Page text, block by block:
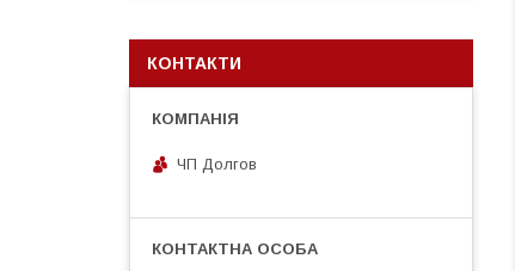
КОНТАКТИ
ЧП Долгов